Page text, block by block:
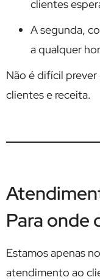
clientes
A segunda,
a qualquer
Não é difícil
clientes e receita.
Para onde
Estamos apenas
atendimento ao